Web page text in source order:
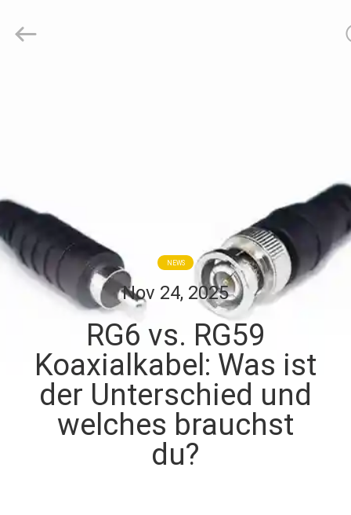
VIDEOS
ÜBER
UNS
WERKSBESICHTIGUNG
QUALITÄTSKONTROLLE
KONTAKT
Ltd..
NEWS
Nov 24, 2025
RG6 vs. RG59
Koaxialkabel: Was ist
der Unterschied und
welches brauchst
du?